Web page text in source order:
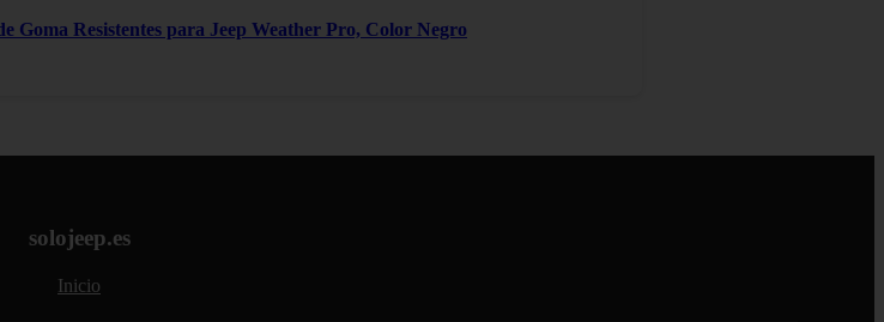
Goma Resistentes para Jeep Weather Pro, Color Negro
solojeep.es
Inicio